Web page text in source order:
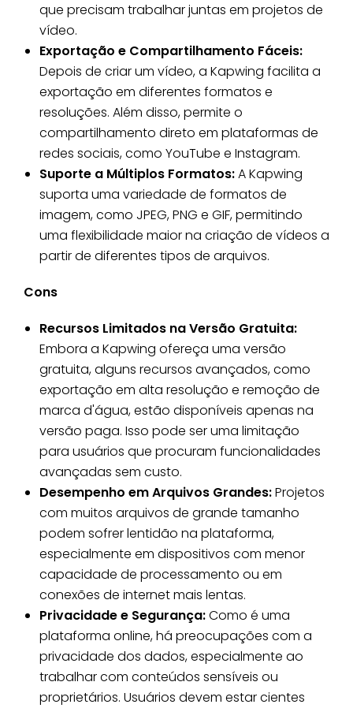
que precisam trabalhar juntas em projetos de
vídeo.
Exportação e Compartilhamento Fáceis:
Depois de criar um vídeo, a Kapwing facilita a
exportação em diferentes formatos e
resoluções. Além disso, permite o
compartilhamento direto em plataformas de
redes sociais, como YouTube e Instagram.
Suporte a Múltiplos Formatos:A Kapwing
suporta uma variedade de formatos de
imagem, como JPEG, PNG e GIF, permitindo
uma flexibilidade maior na criação de vídeos a
partir de diferentes tipos de arquivos.
Cons
Recursos Limitados na Versão Gratuita:
Embora a Kapwing ofereça uma versão
gratuita, alguns recursos avançados, como
exportação em alta resolução e remoção de
marca d'água, estão disponíveis apenas na
versão paga. Isso pode ser uma limitação
para usuários que procuram funcionalidades
avançadas sem custo.
Desempenho em Arquivos Grandes:Projetos
com muitos arquivos de grande tamanho
podem sofrer lentidão na plataforma,
especialmente em dispositivos com menor
capacidade de processamento ou em
conexões de internet mais lentas.
Privacidade e Segurança:Como é uma
plataforma online, há preocupações com a
privacidade dos dados, especialmente ao
trabalhar com conteúdos sensíveis ou
proprietários. Usuários devem estar cientes